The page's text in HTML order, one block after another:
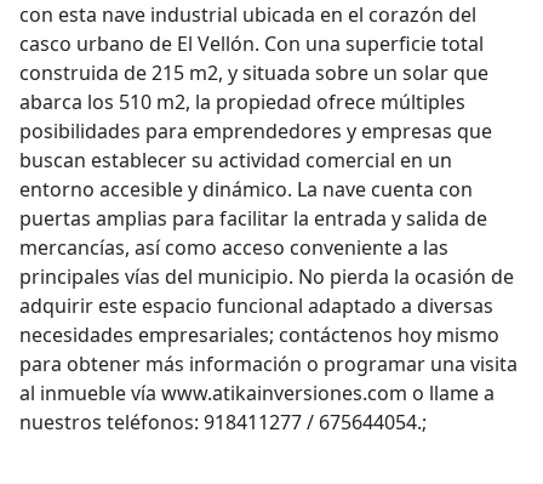
con esta nave industrial ubicada en el corazón del
casco urbano de El Vellón. Con una superficie total
construida de 215 m2, y situada sobre un solar que
abarca los 510 m2, la propiedad ofrece múltiples
posibilidades para emprendedores y empresas que
buscan establecer su actividad comercial en un
entorno accesible y dinámico. La nave cuenta con
puertas amplias para facilitar la entrada y salida de
mercancías, así como acceso conveniente a las
principales vías del municipio. No pierda la ocasión de
adquirir este espacio funcional adaptado a diversas
necesidades empresariales; contáctenos hoy mismo
para obtener más información o programar una visita
al inmueble vía www.atikainversiones.com o llame a
nuestros teléfonos: 918411277 / 675644054.;